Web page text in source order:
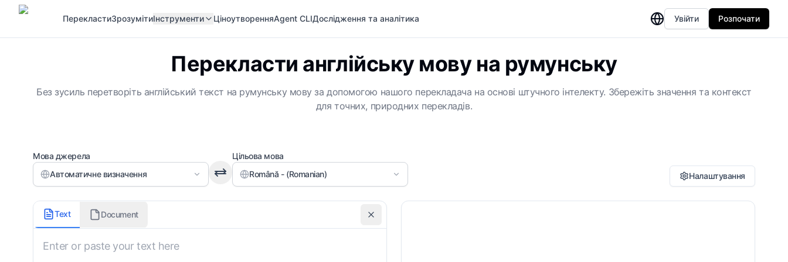
ПерекластиЗрозумітиІнструменти ЦіноутворенняAgent CLIДослідження та аналітика Увійти Розпочати
Перекласти англійську мову на румунську
Без зусиль перетворіть англійський текст на румунську мову за допомогою нашого перекладача на основі штучного інтелекту. Збережіть значення та контекст
для точних, природних перекладів.
Мова джерела
Автоматичне визначення
Цільова мова
Română - (Romanian)
Налаштування
Стиль перекладу Зберегти форматування
Контекстна інформація
Text Document